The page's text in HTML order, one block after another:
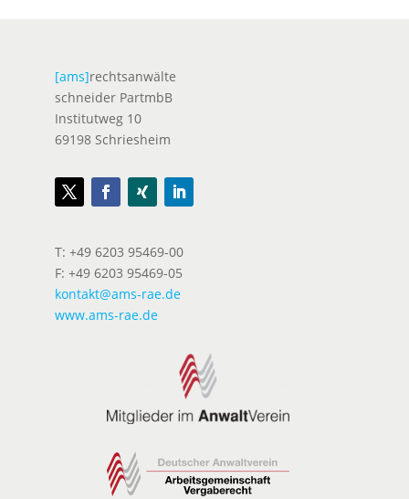
[ams]rechtsanwälte
schneider PartmbB
Institutweg 10
69198 Schriesheim
T: +49 6203 95469-00
F: +49 6203 95469-05
kontakt@ams-rae.de
www.ams-rae.de